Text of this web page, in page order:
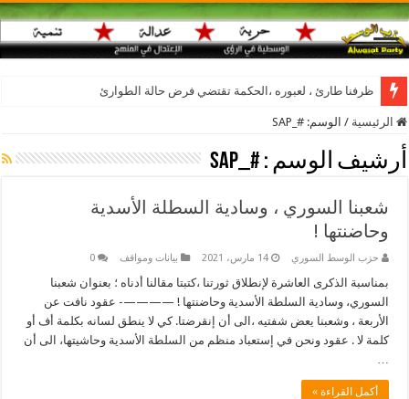
ظرفنا طارئ ، لعبوره ،الحكمة تقتضي فرض حالة الطوارئ
الرئيسية / الوسم:#_SAP
أرشيف الوسم :#_SAP
شعبنا السوري ، وسادية السطلة الأسدية
وحاضنتها !
حزب الوسط السوري 14 مارس، 2021 بيانات ومواقف 0
بمناسبة الذكرى العاشرة لإنطلاق ثورتنا ،كتبتا مقالنا أدناه ؛ بعنوان شعبنا
السوري، وسادية السلطة الأسدية وحاضنتها ! ————- عقود نافت عن
الأربعة ، وشعبنا يعض شفتيه ،الى أن إنقرضتا. كي لا ينطق لسانه بكلمة أف أو
كلمة لا . عقود ونحن في إستعباد منظم من السلطة الأسدية وحاشيتها، الى أن
أكمل القراءة »